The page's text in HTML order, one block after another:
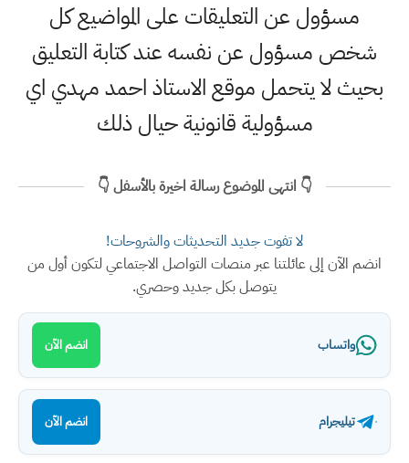
مسؤول عن التعليقات على المواضيع كل
شخص مسؤول عن نفسه عند كتابة التعليق
بحيث لا يتحمل موقع الاستاذ احمد مهدي اي
مسؤولية قانونية حيال ذلك
👇 انتهى الموضوع رسالة اخيرة بالأسفل 👇
لا تفوت جديد التحديثات والشروحات!
انضم الآن إلى عائلتنا عبر منصات التواصل الاجتماعي لتكون أول من
يتوصل بكل جديد وحصري.
واتساب انضم الآن
تيليجرام انضم الآن